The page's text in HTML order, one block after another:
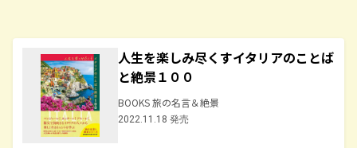
人生を楽しみ尽くすイタリアのことば
と絶景１００
BOOKS 旅の名言＆絶景
2022.11.18 発売